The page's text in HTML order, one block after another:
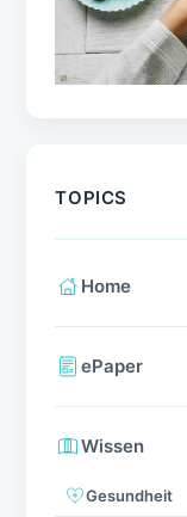
TOPICS
Home
ePaper
Wissen
Gesundheit